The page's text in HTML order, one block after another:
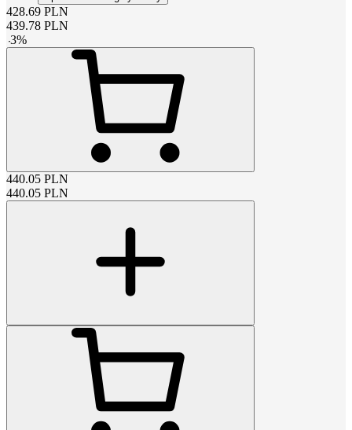
428.69 PLN
439.78 PLN
-3%
440.05 PLN
440.05 PLN